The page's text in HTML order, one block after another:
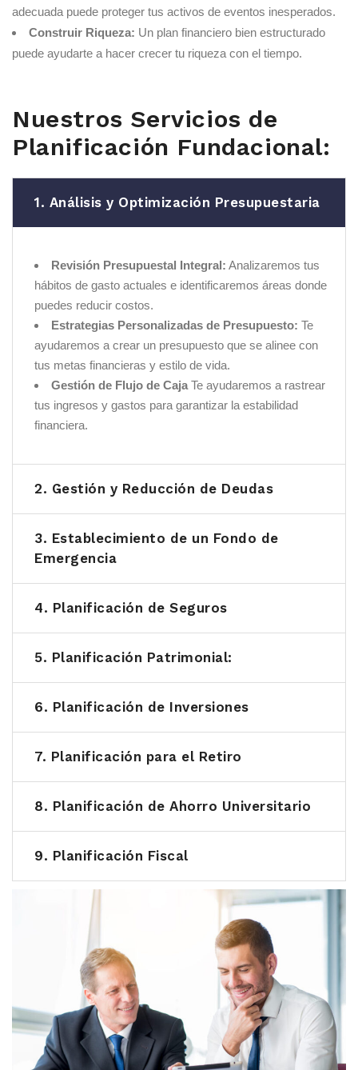
adecuada puede proteger tus activos de eventos inesperados.
Construir Riqueza: Un plan financiero bien estructurado
puede ayudarte a hacer crecer tu riqueza con el tiempo.
Nuestros Servicios de
Planificación Fundacional:
1. Análisis y Optimización Presupuestaria
Revisión Presupuestal Integral: Analizaremos tus
hábitos de gasto actuales e identificaremos áreas donde
puedes reducir costos.
Estrategias Personalizadas de Presupuesto: Te
ayudaremos a crear un presupuesto que se alinee con
tus metas financieras y estilo de vida.
Gestión de Flujo de Caja Te ayudaremos a rastrear
tus ingresos y gastos para garantizar la estabilidad
financiera.
2. Gestión y Reducción de Deudas
3. Establecimiento de un Fondo de
Emergencia
4. Planificación de Seguros
5. Planificación Patrimonial:
6. Planificación de Inversiones
7. Planificación para el Retiro
8. Planificación de Ahorro Universitario
9. Planificación Fiscal